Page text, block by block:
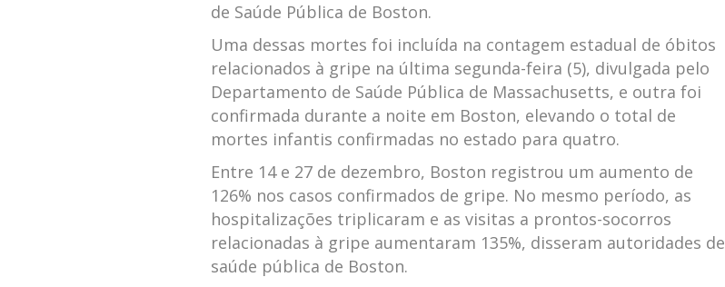
de Saúde Pública de Boston.
Uma dessas mortes foi incluída na contagem estadual de óbitos
relacionados à gripe na última segunda-feira (5), divulgada pelo
Departamento de Saúde Pública de Massachusetts, e outra foi
confirmada durante a noite em Boston, elevando o total de
mortes infantis confirmadas no estado para quatro.
Entre 14 e 27 de dezembro, Boston registrou um aumento de
126% nos casos confirmados de gripe. No mesmo período, as
hospitalizações triplicaram e as visitas a prontos-socorros
relacionadas à gripe aumentaram 135%, disseram autoridades de
saúde pública de Boston.